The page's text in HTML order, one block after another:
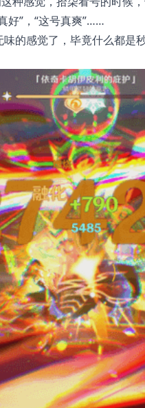
好”，“这号真爽”……
的感觉了，毕竟什么都